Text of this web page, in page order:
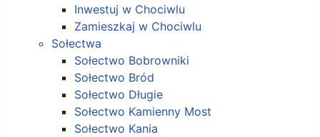
Inwestuj w Chociwlu
Zamieszkaj w Chociwlu
Sołectwa
Sołectwo Bobrowniki
Sołectwo Bród
Sołectwo Długie
Sołectwo Kamienny Most
Sołectwo Kania